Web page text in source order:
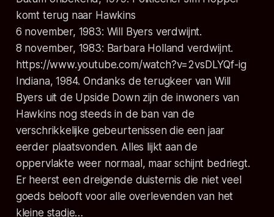
komt terug naar Hawkins
6 november, 1983: Will Byers verdwijnt.
8 november, 1983: Barbara Holland verdwijnt.
https://www.youtube.com/watch?v=2vsDLYQf-ig
Indiana, 1984. Ondanks de terugkeer van Will
Byers uit de Upside Down zijn de inwoners van
Hawkins nog steeds in de ban van de
verschrikkelijke gebeurtenissen die een jaar
eerder plaatsvonden. Alles lijkt aan de
oppervlakte weer normaal, maar schijnt bedriegt.
Er heerst een dreigende duisternis die niet veel
goeds belooft voor alle overlevenden van het
kleine stadje…